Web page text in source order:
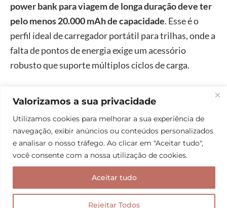
Valorizamos a sua privacidade
Utilizamos cookies para melhorar a sua experiência de
navegação, exibir anúncios ou conteúdos personalizados
e analisar o nosso tráfego. Ao clicar em "Aceitar tudo",
você consente com a nossa utilização de cookies.
Rejeitar Todos
Aceitar tudo
power bank para viagem de longa duração deve ter
pelo menos 20.000 mAh de capacidade. Esse é o
perfil ideal de carregador portátil para trilhas, onde a
falta de pontos de energia exige um acessório
robusto que suporte múltiplos ciclos de carga.
Para esse cenário, recomendamos o
muito confiável e carregamento rápido, ou o
Baseus
Bipow2 20.000mAh. Este último é particularmente
útil para mochileiros por possuir um display digital
que mostra a carga exata restante, evitando que você